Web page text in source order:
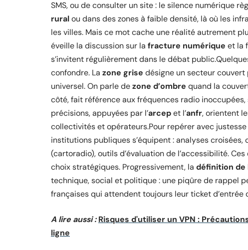
SMS, ou de consulter un site : le silence numérique
ruralou dans des zones à faible densité, là où les
les villes. Mais ce mot cache une réalité autrement
éveille la discussion sur la fracture numérique et la
s’invitent régulièrement dans le débat
confondre. La zone grise désigne un secteur
universel. On parle dezone d’ombre quand la
côté, fait référence aux fréquences radio
précisions, appuyées par l’arcepet l’anfr, orientent
collectivités et opérateurs.Pour repérer avec
institutions publiques s’équipent : analyses
(cartoradio), outils d’évaluation de l’accessibilité.
choix stratégiques. Progressivement, la définition de
technique, social et politique : une piqûre de rappel
françaises qui attendent toujours leur ticket d’entrée
A lire aussi : Risques d'utiliser un VPN :
ligne